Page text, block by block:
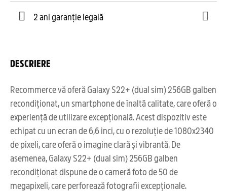
2 ani garanție legală
DESCRIERE
Recommerce vă oferă Galaxy S22+ (dual sim) 256GB galben
recondiționat, un smartphone de înaltă calitate, care oferă o
experiență de utilizare excepțională. Acest dispozitiv este
echipat cu un ecran de 6,6 inci, cu o rezoluție de 1080x2340
de pixeli, care oferă o imagine clară și vibrantă. De
asemenea, Galaxy S22+ (dual sim) 256GB galben
recondiționat dispune de o cameră foto de 50 de
megapixeli, care perforează fotografii excepționale.